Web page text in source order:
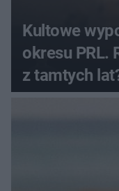
Kultowe
okresu PRL.
z tamtych